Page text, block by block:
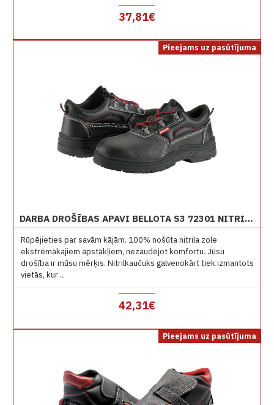
37,81€
Pieejams uz pasūtījuma
DARBA DROŠĪBAS APAVI BELLOTA S3 72301 NITRILA ZOLE CLASSIC
Rūpējieties par savām kājām. 100% nošūta nitrila zole
ekstrēmākajiem apstākļiem, nezaudējot komfortu. Jūsu
drošība ir mūsu mērķis. Nitrilkaučuks galvenokārt tiek izmantots
vietās, kur ..
42,31€
Pieejams uz pasūtījuma